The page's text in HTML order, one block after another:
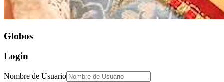
Globos
Login
Nombre de Usuario